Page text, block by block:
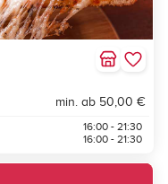
min. ab 50,00 €
16:00 - 21:30
16:00 - 21:30